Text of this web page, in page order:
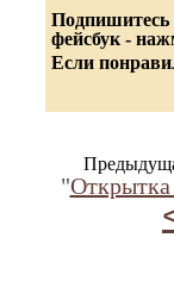
Подпишитесь
фейсбук -
Если
"